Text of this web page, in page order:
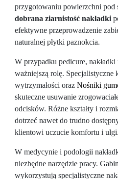
przygotowaniu powierzchni pod
dobrana ziarnistość nakładki
efektywne przeprowadzenie
naturalnej płytki paznokcia.
W przypadku pedicure,
ważniejszą rolę. Specjalistyczne
wytrzymałości oraz Nośniki
skuteczne usuwanie
odcisków. Różne kształty i
dotrzeć nawet do trudno
klientowi uczucie komfortu i ulgi.
W medycynie i podologii
niezbędne narzędzie pracy.
wykorzystują specjalistyczne